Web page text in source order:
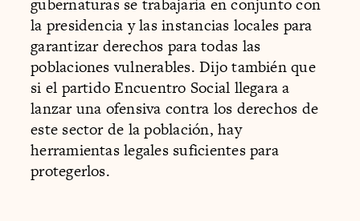
gubernaturas se trabajaría en conjunto con
la presidencia y las instancias locales para
garantizar derechos para todas las
poblaciones vulnerables. Dijo también que
si el partido Encuentro Social llegara a
lanzar una ofensiva contra los derechos de
este sector de la población, hay
herramientas legales suficientes para
protegerlos.